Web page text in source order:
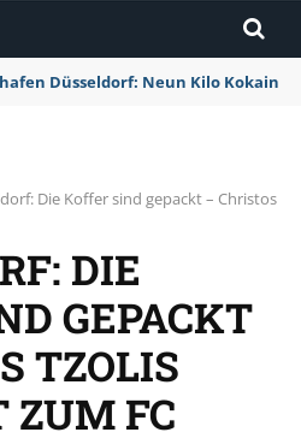
Düsseldorf: Neun Kilo Kokain
Die Koffer sind gepackt – Christos
DIE
GEPACKT
TZOLIS
ZUM FC